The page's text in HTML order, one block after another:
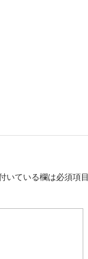
いている欄は必須項